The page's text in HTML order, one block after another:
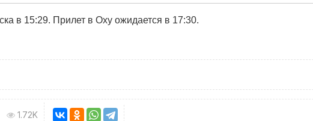
в 15:29. Прилет в Оху ожидается в 17:30.
1.72K